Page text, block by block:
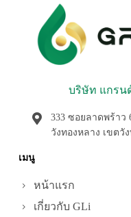
ผลิตภัณฑ์
ของ GLi
ผล
ผ่าน
มา
กิจกรรม
ติดต่อ
บริษัท แกรน
333 ซอยลาดพร้าว
วังทองหลาง เขตวั
เมนู
หน้าแรก
เกี่ยวกับ GLi